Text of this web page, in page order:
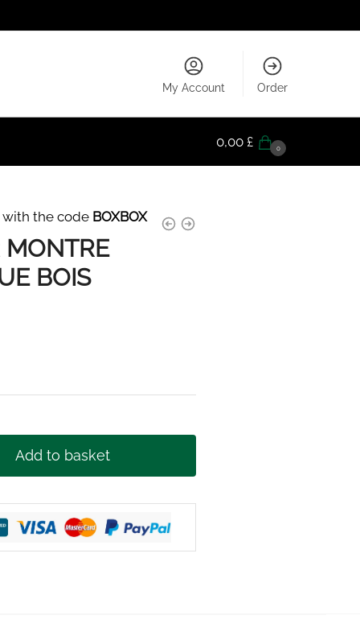
My Account Order
0,00 £ 0
with the code BOXBOX
MONTRE
BOIS
Add to basket